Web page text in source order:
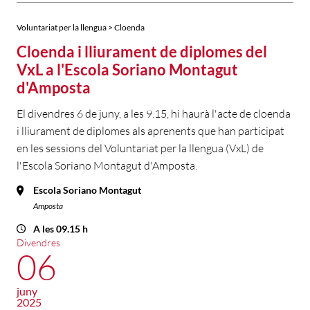
Voluntariat per la llengua > Cloenda
Cloenda i lliurament de diplomes del
VxL a l'Escola Soriano Montagut
d'Amposta
El divendres 6 de juny, a les 9.15, hi haurà l'acte de cloenda
i lliurament de diplomes als aprenents que han participat
en les sessions del Voluntariat per la llengua (VxL) de
l'Escola Soriano Montagut d'Amposta.
Escola Soriano Montagut
Amposta
A les 09.15 h
Divendres
06
juny
2025